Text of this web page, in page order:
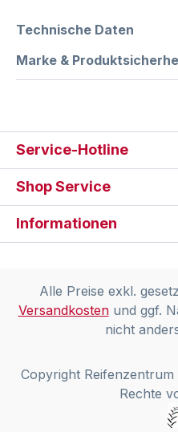
Technische Daten
Marke &
Service-Hotline
Shop Service
Informationen
Alle Preise exkl.
Versandkostenund ggf.
nicht
Copyright
Rechte